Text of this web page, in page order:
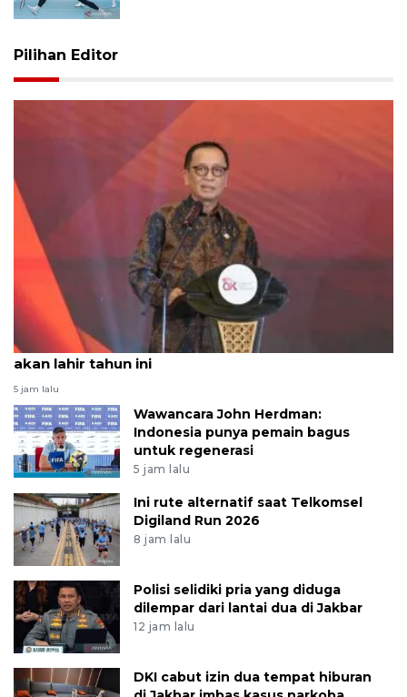
Pilihan Editor
OJK: Satu bank umum syariah baru hasil spin-off
akan lahir tahun ini
5 jam lalu
Wawancara John Herdman:
Indonesia punya pemain bagus
untuk regenerasi
5 jam lalu
Ini rute alternatif saat Telkomsel
Digiland Run 2026
8 jam lalu
Polisi selidiki pria yang diduga
dilempar dari lantai dua di Jakbar
12 jam lalu
DKI cabut izin dua tempat hiburan